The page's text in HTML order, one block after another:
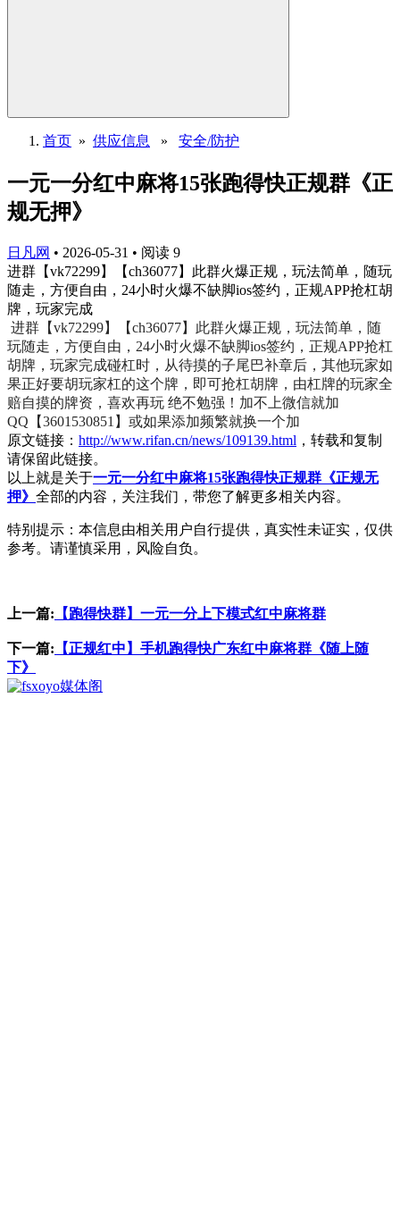
首页 » 供应信息 » 安全/防护
一元一分红中麻将15张跑得快正规群《正
规无押》
日凡网 • 2026-05-31 • 阅读 9
进群【vk72299】【ch36077】此群火爆正规，玩法简单，随玩
随走，方便自由，24小时火爆不缺脚ios签约，正规APP抢杠胡
牌，玩家完成
进群【vk72299】【ch36077】此群火爆正规，玩法简单，随
玩随走，方便自由，24小时火爆不缺脚ios签约，正规APP抢杠
胡牌，玩家完成碰杠时，从待摸的子尾巴补章后，其他玩家如
果正好要胡玩家杠的这个牌，即可抢杠胡牌，由杠牌的玩家全
赔自摸的牌资，喜欢再玩 绝不勉强！加不上微信就加
QQ【3601530851】或如果添加频繁就换一个加
原文链接： http://www.rifan.cn/news/109139.html ，转载和复制
请保留此链接。
以上就是关于一元一分红中麻将15张跑得快正规群《正规无
押》 全部的内容，关注我们，带您了解更多相关内容。
特别提示：本信息由相关用户自行提供，真实性未证实，仅供
参考。请谨慎采用，风险自负。
上一篇: 【跑得快群】一元一分上下模式红中麻将群
下一篇: 【正规红中】手机跑得快广东红中麻将群《随上随
下》
媒体阁